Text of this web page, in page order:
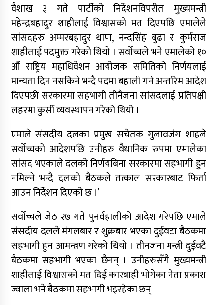
वैशाख ३ गते पार्टीको निर्देशनविपरीत मुख्यमन्त्री
महेन्द्रबहादुर शाहीलाई विश्वासको मत दिएपछि एमालेले
सांसदहरु अम्मरबहादुर थापा, नन्दसिंह बुढा र कुर्मराज
शाहीलाई पदमुक्त गरेको थियो । सर्वोच्चले भने एमालेको १०
औं राष्ट्रिय महाधिवेशन आयोजक समितिको निर्णयलाई
मान्यता दिन नसकिने भन्दै पदमा बहाली गर्न अन्तरिम आदेश
दिएपछी सरकारमा सहभागी तीनैजना सांसदलाई प्रतिपक्षी
लहरमा कुर्सी व्यवस्थापन गरेको थियो ।
एमाले संसदीय दलका प्रमुख सचेतक गुलावजंग शाहले
सर्वोच्चको आदेशपछि उनीहरु वैधानिक रुपमा एमालेका
सांसद भएकाले दलको निर्णयबिना सरकारमा सहभागी हुन
नमिल्ने भन्दै दलको बैठकले तत्काल सरकारबाट फिर्ता
आउन निर्देशन दिएको छ ।’
सर्वोच्चले जेठ २७ गते पुनर्वहालीको आदेश गरेपछि एमाले
संसदीय दलले मंगलबार र शुक्रबार भएका दुईवटा बैठकमा
सहभागी हुन आमन्त्रण गरेको थियो । तीनजना मन्त्री दुईवटै
बैठकमा सहभागी भएका छैनन् । उनीहरुसँगै मुख्यमन्त्री
शाहीलाई विश्वासको मत दिई कारबाही भोगेका नेता प्रकाश
ज्वाला भने बैठकमा सहभागी भइरहेका छन् ।